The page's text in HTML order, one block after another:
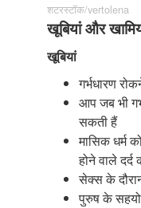
शटरस्टॉक/vertolena
खूबियां और
खूबियां
गर्भधारण
आप जब भी
सकती हैं
मासिक धर्म
होने वाले
सेक्स के
पुरुष के